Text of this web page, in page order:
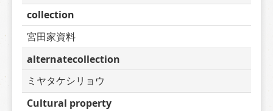
collection
宮田家資料
alternatecollection
ミヤタケシリョウ
Cultural property